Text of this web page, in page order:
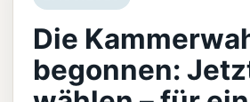
Die
begonnen: